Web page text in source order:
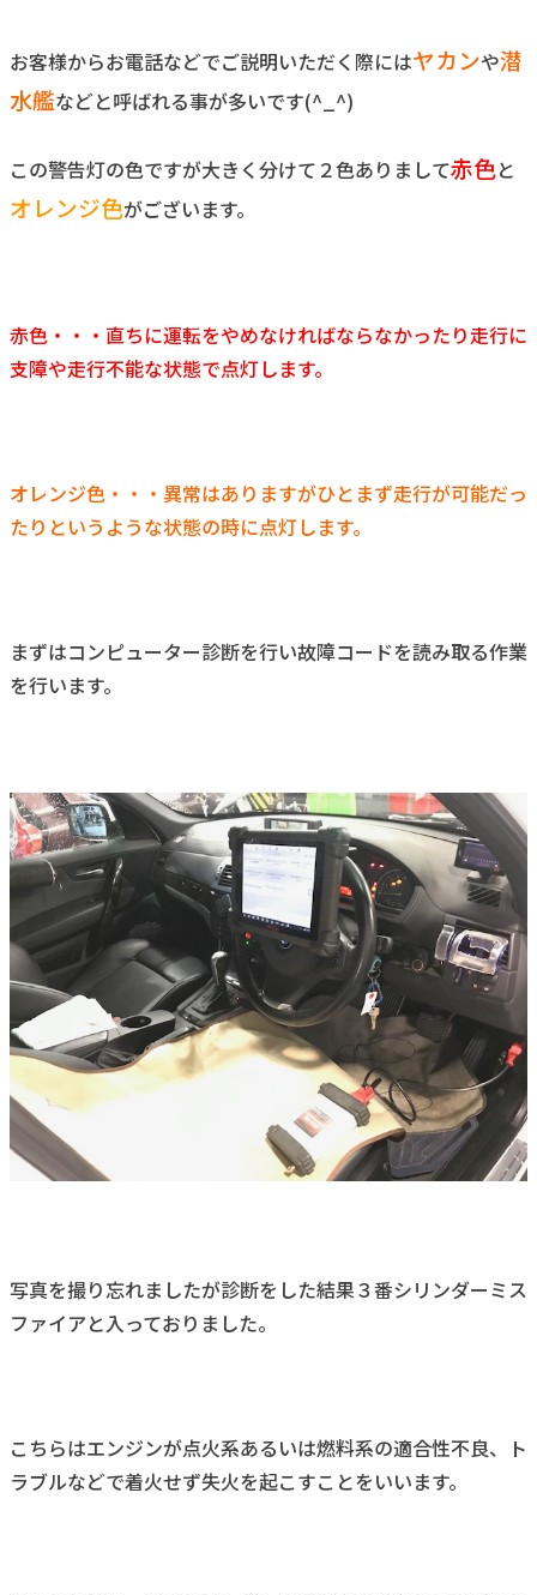
お客様からお電話などでご説明いただく際にはヤカンや潜
水艦などと呼ばれる事が多いです(^_^)
この警告灯の色ですが大きく分けて２色ありまして赤色と
オレンジ色がございます。
赤色・・・直ちに運転をやめなければならなかったり走行に
支障や走行不能な状態で点灯します。
オレンジ色・・・異常はありますがひとまず走行が可能だっ
たりというような状態の時に点灯します。
まずはコンピューター診断を行い故障コードを読み取る作業
を行います。
写真を撮り忘れましたが診断をした結果３番シリンダーミス
ファイアと入っておりました。
こちらはエンジンが点火系あるいは燃料系の適合性不良、ト
ラブルなどで着火せず失火を起こすことをいいます。